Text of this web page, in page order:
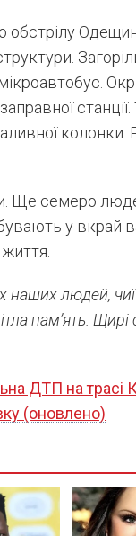
обстрілу
колонки.
Ще семеро
у вкрай
людей,
пам’ять. Щирі
ДТП на трасі
(оновлено)